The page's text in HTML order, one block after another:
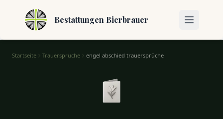
Bestattungen Bierbrauer
Startseite Trauersprüche engel abschied trauersprüche